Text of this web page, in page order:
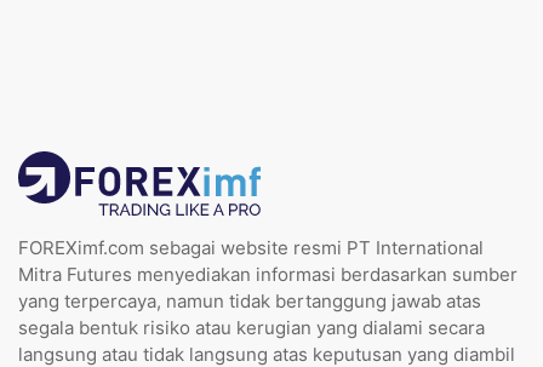
FOREXimf.com sebagai website resmi PT International
Mitra Futures menyediakan informasi berdasarkan sumber
yang terpercaya, namun tidak bertanggung jawab atas
segala bentuk risiko atau kerugian yang dialami secara
langsung atau tidak langsung atas keputusan yang diambil